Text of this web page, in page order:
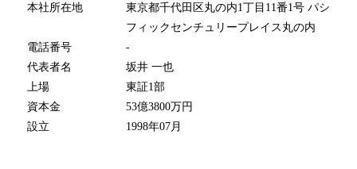
本社所在地
東京都千代田区丸の内1丁目11番1号 パシ
フィックセンチュリープレイス丸の内
電話番号
-
代表者名
坂井 一也
上場
東証1部
資本金
53億3800万円
設立
1998年07月